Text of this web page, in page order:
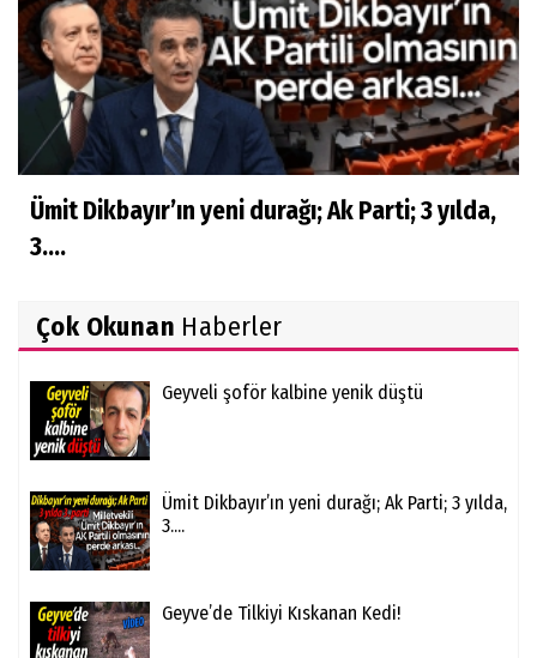
Ümit Dikbayır’ın yeni durağı; Ak Parti; 3 yılda,
3....
Çok Okunan Haberler
Geyveli şoför kalbine yenik düştü
Ümit Dikbayır’ın yeni durağı; Ak Parti; 3 yılda,
3....
Geyve’de Tilkiyi Kıskanan Kedi!